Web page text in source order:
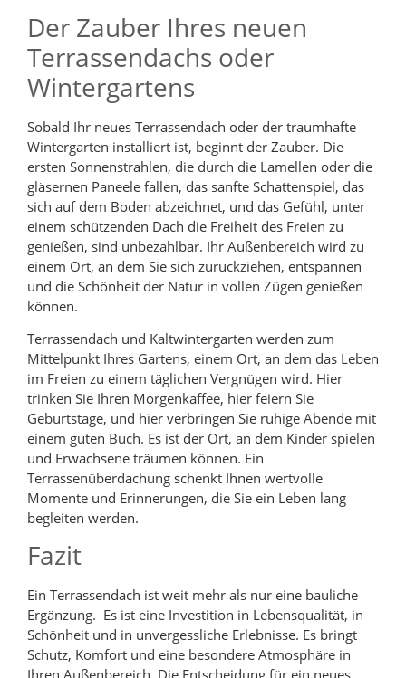
Der Zauber Ihres neuen
Terrassendachs oder
Wintergartens
Sobald Ihr neues Terrassendach oder der traumhafte
Wintergarten installiert ist, beginnt der Zauber. Die
ersten Sonnenstrahlen, die durch die Lamellen oder die
gläsernen Paneele fallen, das sanfte Schattenspiel, das
sich auf dem Boden abzeichnet, und das Gefühl, unter
einem schützenden Dach die Freiheit des Freien zu
genießen, sind unbezahlbar. Ihr Außenbereich wird zu
einem Ort, an dem Sie sich zurückziehen, entspannen
und die Schönheit der Natur in vollen Zügen genießen
können.
Terrassendach und Kaltwintergarten werden zum
Mittelpunkt Ihres Gartens, einem Ort, an dem das Leben
im Freien zu einem täglichen Vergnügen wird. Hier
trinken Sie Ihren Morgenkaffee, hier feiern Sie
Geburtstage, und hier verbringen Sie ruhige Abende mit
einem guten Buch. Es ist der Ort, an dem Kinder spielen
und Erwachsene träumen können. Ein
Terrassenüberdachung schenkt Ihnen wertvolle
Momente und Erinnerungen, die Sie ein Leben lang
begleiten werden.
Fazit
Ein Terrassendach ist weit mehr als nur eine bauliche
Ergänzung. Es ist eine Investition in Lebensqualität, in
Schönheit und in unvergessliche Erlebnisse. Es bringt
Schutz, Komfort und eine besondere Atmosphäre in